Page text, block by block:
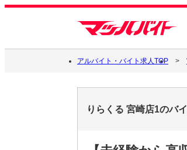
アルバイト・バイト求人TOP
りらくる 宮崎店1のバ